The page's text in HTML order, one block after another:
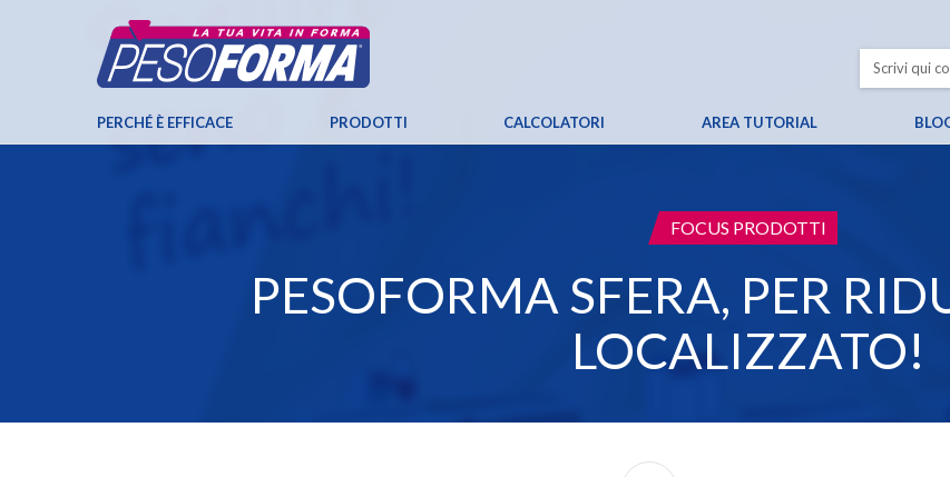
PERCHÉ È EFFICACE PRODOTTI CALCOLATORI AREA TUTORIAL
CATEGORIA:
FOCUS PRODOTTI
PESOFORMA SFERA, PER
LOCALIZZATO!